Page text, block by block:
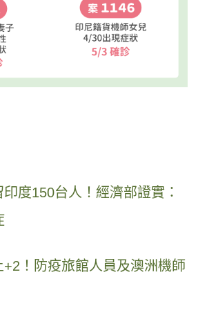
度150台人！經濟部證實：
！防疫旅館人員及澳洲機師